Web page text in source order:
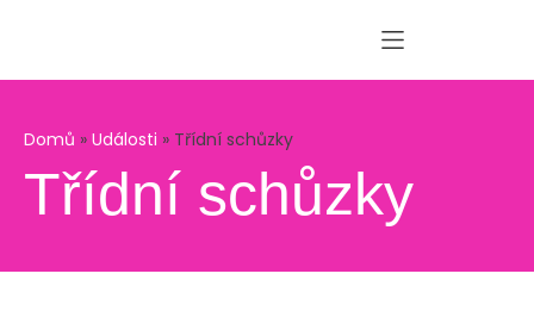
Domů » Události » Třídní schůzky
Třídní schůzky